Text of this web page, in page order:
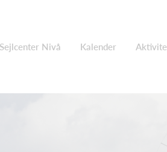
Sejlcenter Nivå Kalender